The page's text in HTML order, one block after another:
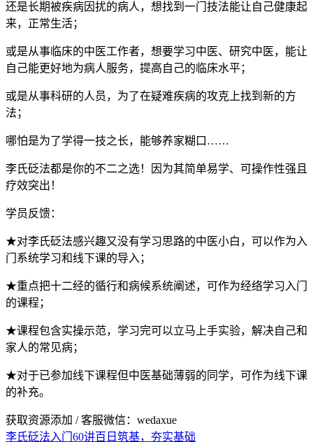
还是长期被疾病因扰的病人，想找到一门技法能让自己健康起
来，正常生活；
或是从事临床的中医工作者，想要学习中医、研究中医，能让
自己能更好地为病人服务，提高自己的临床水平；
或是从事科研的人员，为了在疑难疾病的攻克上找到新的方
法；
哪怕是为了学得一技之长，能够养家糊口……
李氏砭法都是你的不二之选！因为其简单易学、可操作性强且
疗效突出！
学员反馈：
★对李氏砭法感兴趣又没有学习思路的中医小白，可以作为入
门系统学习和线下课的导入；
★重点把十二经的循行和病候系统阐述，可作为经络学习入门
的课程；
★课程包含实操示范，学习完可以立马上手实验，解决自己和
家人的常见病；
★对于已参加线下课程但中医基础薄弱的同学，可作为线下课
的补充。
获取资源添加 / 客服微信：wedaxue
李氏砭法入门60讲百日筑基，夯实基础